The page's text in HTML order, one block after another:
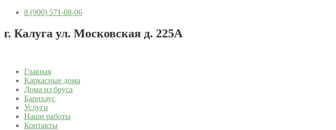
8 (900) 571-08-06
г. Калуга ул. Московская д. 225А
Главная
Каркасные дома
Дома из бруса
Барнхаус
Услуги
Наши работы
Контакты